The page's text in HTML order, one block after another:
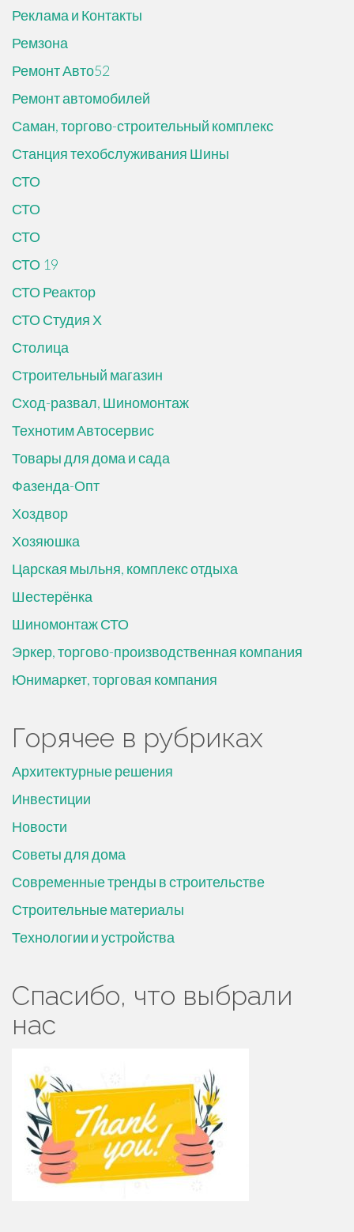
Реклама и Контакты
Ремзона
Ремонт Авто52
Ремонт автомобилей
Саман, торгово-строительный комплекс
Станция техобслуживания Шины
СТО
СТО
СТО
СТО 19
СТО Реактор
СТО Студия Х
Столица
Строительный магазин
Сход-развал, Шиномонтаж
Технотим Автосервис
Товары для дома и сада
Фазенда-Опт
Хоздвор
Хозяюшка
Царская мыльня, комплекс отдыха
Шестерёнка
Шиномонтаж СТО
Эркер, торгово-производственная компания
Юнимаркет, торговая компания
Горячее в рубриках
Архитектурные решения
Инвестиции
Новости
Советы для дома
Современные тренды в строительстве
Строительные материалы
Технологии и устройства
Спасибо, что выбрали
нас